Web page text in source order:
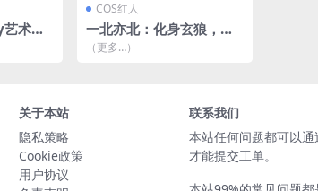
术：
斯的真
COS红人
一北亦北：化身玄狼，探
索COSPLAY的无限魅力[2
（更多…）
关于本站
隐私策略
Cookie政策
用户协议
联系我们
本站任何问题都可以通
才能提交工单。